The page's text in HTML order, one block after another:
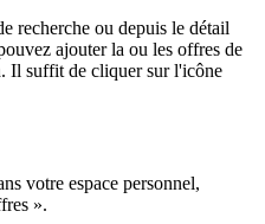
recherche ou depuis le détail
ajouter la ou les offres de
Il suffit de cliquer sur l'icône
votre espace personnel,
».